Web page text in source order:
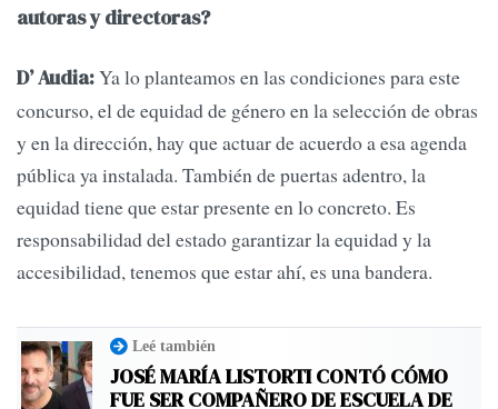
autoras y directoras?
D’ Audia:Ya lo planteamos en las condiciones para este
concurso, el de equidad de género en la selección de obras
y en la dirección, hay que actuar de acuerdo a esa agenda
pública ya instalada. También de puertas adentro, la
equidad tiene que estar presente en lo concreto. Es
responsabilidad del estado garantizar la equidad y la
accesibilidad, tenemos que estar ahí, es una bandera.
Leé también
JOSÉ MARÍA LISTORTI CONTÓ CÓMO
FUE SER COMPAÑERO DE ESCUELA DE